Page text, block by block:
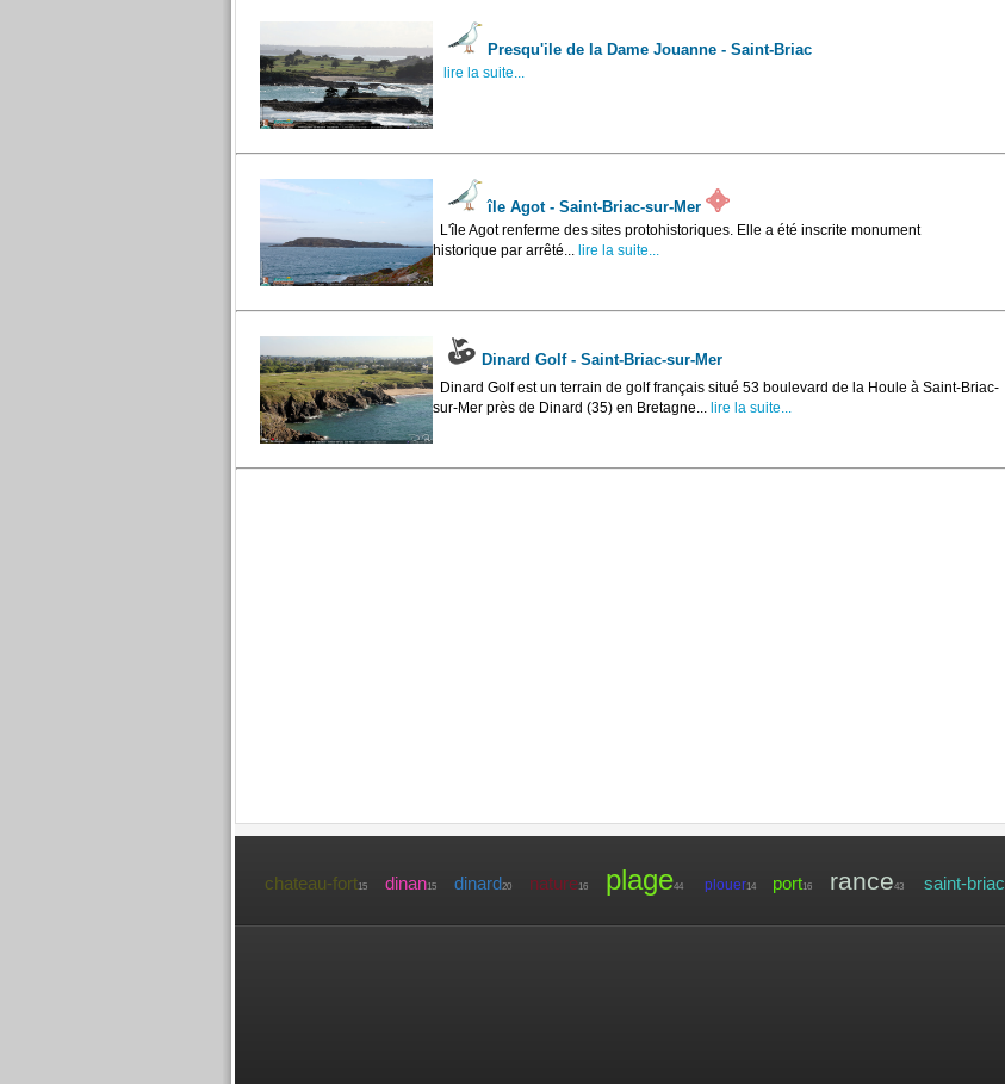
Presqu'ile de la Dame Jouanne - Saint-Briac
lire la suite...
île Agot - Saint-Briac-sur-Mer
L'île Agot renferme des sites protohistoriques. Elle a été inscrite monument
historique par arrêté... lire la suite...
Dinard Golf - Saint-Briac-sur-Mer
Dinard Golf est un terrain de golf français situé 53 boulevard de la Houle à Saint-Briac-
sur-Mer près de Dinard (35) en Bretagne... lire la suite...
chateau-fort15 dinan15 dinard20 nature16 plage44 plouer14 port16 rance43 saint-briac